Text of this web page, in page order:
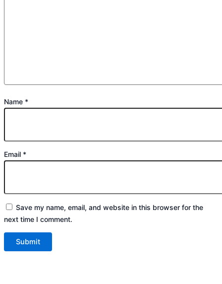
Name *
Email *
Save my name, email, and website in this browser for the
next time I comment.